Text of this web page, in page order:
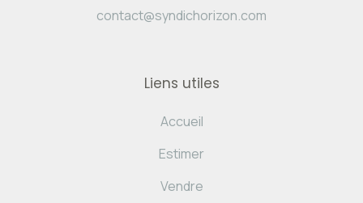
contact@syndichorizon.com
Liens utiles
Accueil
Estimer
Vendre